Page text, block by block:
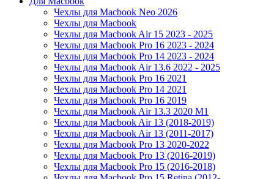
Чехлы для Macbook Neo 2026
Чехлы для Macbook
Чехлы для Macbook Air 15 2023 - 2025
Чехлы для Macbook Pro 16 2023 - 2024
Чехлы для Macbook Pro 14 2023 - 2024
Чехлы для Macbook Air 13.6 2022 - 2025
Чехлы для Macbook Pro 16 2021
Чехлы для Macbook Pro 14 2021
Чехлы для Macbook Pro 16 2019
Чехлы для Macbook Air 13.3 2020 M1
Чехлы для Macbook Air 13 (2018-2019)
Чехлы для Macbook Air 13 (2011-2017)
Чехлы для Macbook Pro 13 2020-2022
Чехлы для Macbook Pro 13 (2016-2019)
Чехлы для Macbook Pro 15 (2016-2018)